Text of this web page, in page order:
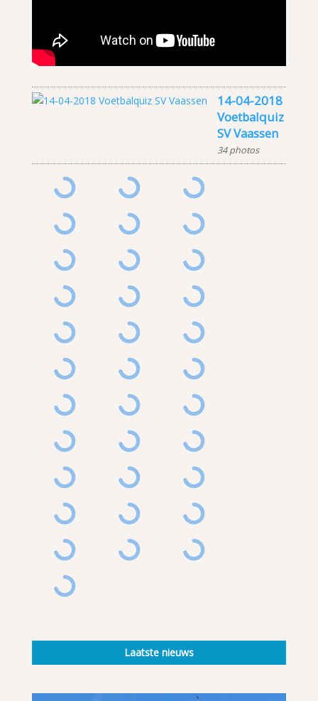
14-04-2018
Voetbalquiz
SV Vaassen
34 photos
Laatste nieuws